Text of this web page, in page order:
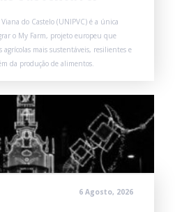
do Castelo (UNIPVC) é a única
o My Farm, projeto europeu que
agrícolas mais sustentáveis, resilientes e
da produção de alimentos.
6 Agosto, 2026